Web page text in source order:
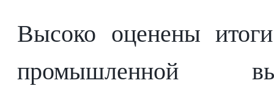
Высоко оценены
промышленной